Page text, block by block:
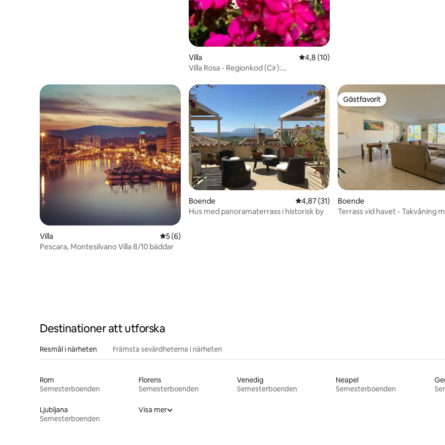
Villa 4,8 av 5 i genomsnittligt betyg, 10
4,8 (10)
Villa Rosa - Regionkod (Cir):
Villa 5 av 5 i genomsnittligt betyg, 6 omdömen
5 (6)
Pescara, Montesilvano Villa 8/10 bäddar
Boende 4,87 av 5 i genomsnittligt betyg, 31
4,87 (31)
Hus med panoramaterrass i historisk by
Gästfavorit
Gästfavorit
Boende
Terrass vid havet - Takvåning
Destinationer att utforska
Resmål i närheten Främsta sevärdheterna i närheten
Rom
Semesterboenden
Florens
Semesterboenden
Venedig
Semesterboenden
Neapel
Semesterboenden
Ljubljana
Semesterboenden
Visa mer